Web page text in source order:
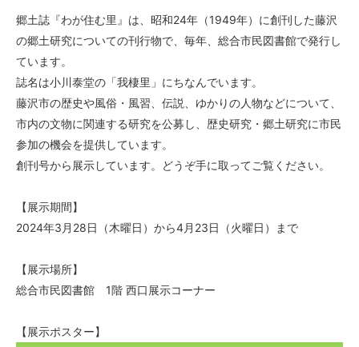
郷土誌『わが住む里』は、昭和24年（1949年）に創刊した藤沢
の郷土研究についての刊行物で、毎年、総合市民図書館で発行し
ています。
誌名は小川泰堂の「我棲里」にちなんでいます。
藤沢市の歴史や風俗・風習、伝説、ゆかりの人物などについて、
市内の文物に関連する研究を公募し、歴史研究・郷土研究に市民
参加の機会を提供しています。
創刊号から展示しています。どうぞ手に取ってご覧ください。
【展示期間】
2024年3月28日（木曜日）から4月23日（火曜日）まで
【展示場所】
総合市民図書館 1階 西口展示コーナー
【展示ポスター】